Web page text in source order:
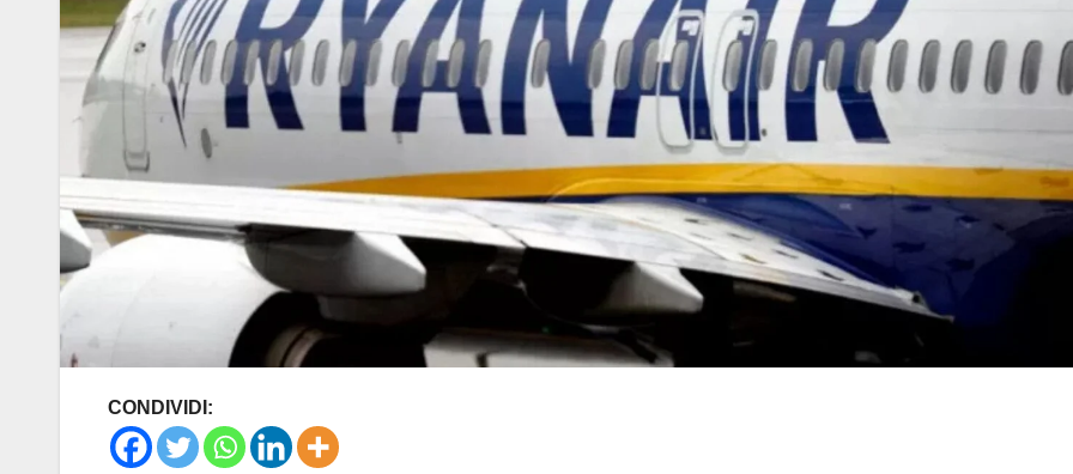
CONDIVIDI:
9 AGOSTO